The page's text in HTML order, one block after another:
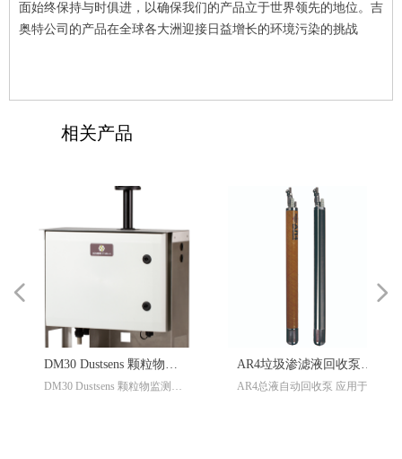
面始终保持与时俱进，以确保我们的产品立于世界领先的地位。吉
奥特公司的产品在全球各大洲迎接日益增长的环境污染的挑战
相关产品
DM30 Dustsens 颗粒物监
测器
DM30 Dustsens 颗粒物监测器
AR4垃圾渗滤液回收泵总
液回收泵
AR4总液自动回收泵 应用于泵
넳 넲